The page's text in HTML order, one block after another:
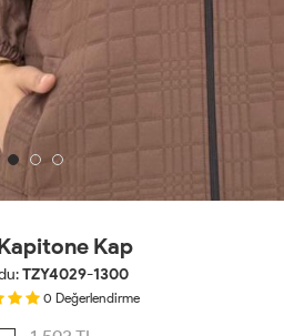
Kap
TZY4029-1300
0 Değerlendirme